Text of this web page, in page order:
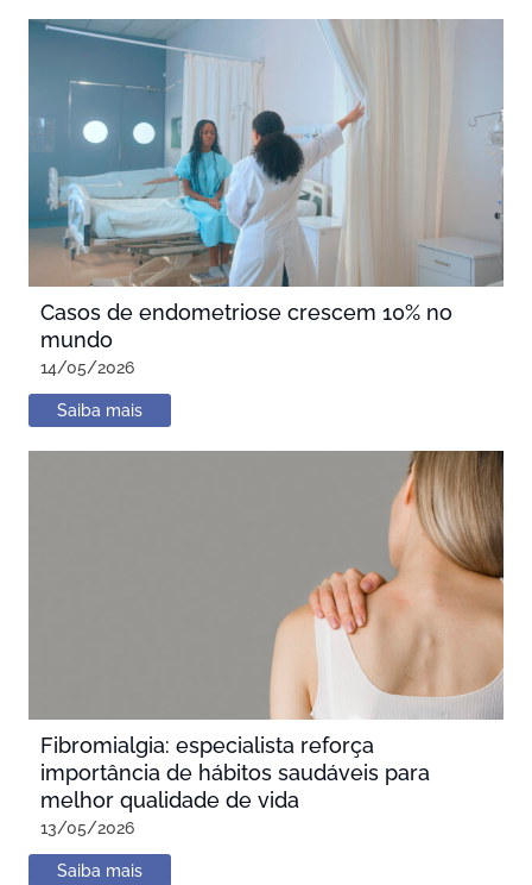
Casos de endometriose crescem 10% no
mundo
14/05/2026
Saiba mais
Fibromialgia: especialista reforça
importância de hábitos saudáveis para
melhor qualidade de vida
13/05/2026
Saiba mais